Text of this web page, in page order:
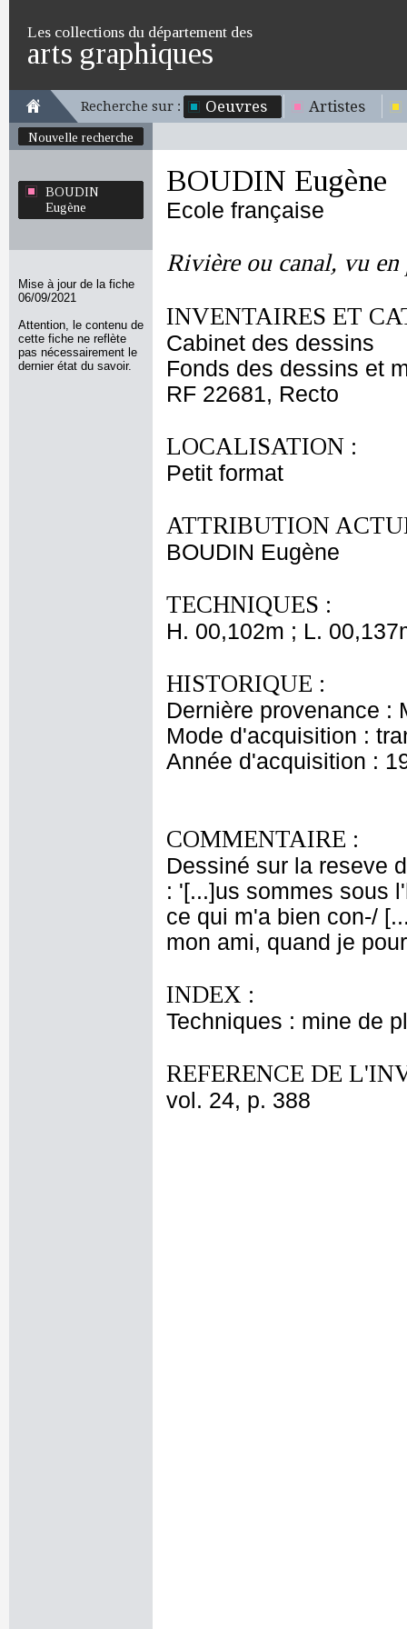
Les collections du département des
arts graphiques
Recherche sur : Oeuvres Artistes
Nouvelle recherche
BOUDIN
Eugène
Mise à jour de la fiche
06/09/2021
Attention, le contenu de
cette fiche ne reflète
pas nécessairement le
dernier état du savoir.
BOUDIN Eugène
Ecole française
Rivière ou canal, vu en
INVENTAIRES ET
Cabinet des dessins
Fonds des dessins et
RF 22681, Recto
LOCALISATION :
Petit format
ATTRIBUTION
BOUDIN Eugène
TECHNIQUES :
H. 00,102m ; L.
HISTORIQUE :
Dernière provenance :
Mode d'acquisition :
Année d'acquisition :
COMMENTAIRE :
Dessiné sur la reseve
: '[...]us sommes sous
ce qui m'a bien con-/
mon ami, quand je
INDEX :
Techniques : mine de
REFERENCE DE
vol. 24, p. 388